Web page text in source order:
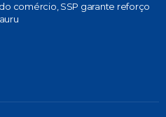
comércio, SSP garante reforço